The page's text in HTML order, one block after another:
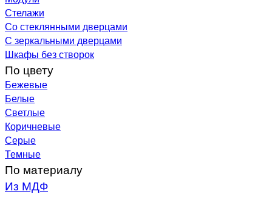
Стелажи
Со стеклянными дверцами
С зеркальными дверцами
Шкафы без створок
По цвету
Бежевые
Белые
Светлые
Коричневые
Серые
Темные
По материалу
Из МДФ